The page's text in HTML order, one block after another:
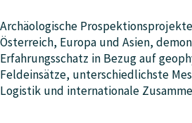
Archäologische
Österreich, Europa und Asien,
Erfahrungsschatz in Bezug auf
Feldeinsätze, unterschiedlichste
Logistik und internationale